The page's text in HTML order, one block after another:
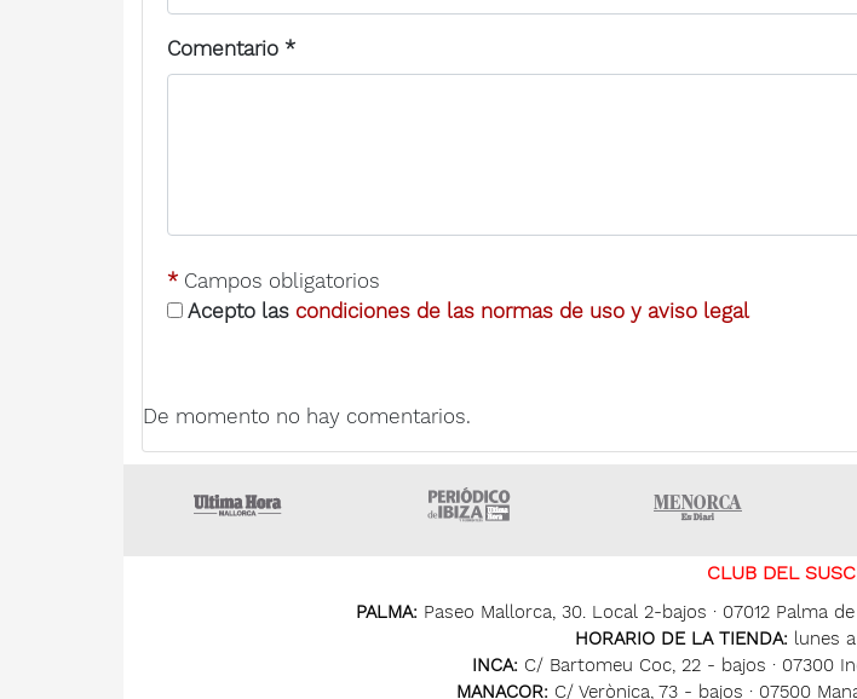
Comentario *
* Campos obligatorios
Acepto las condiciones de las normas de uso y aviso legal
De momento no hay comentarios.
Menorca •
CLUB DEL
PALMA: Paseo Mallorca, 30. Local 2-bajos · 07012 Palma
HORARIO DE LA TIENDA: lunes
INCA: C/ Bartomeu Coc, 22 - bajos · 07300
MANACOR: C/ Verònica, 73 - bajos · 07500